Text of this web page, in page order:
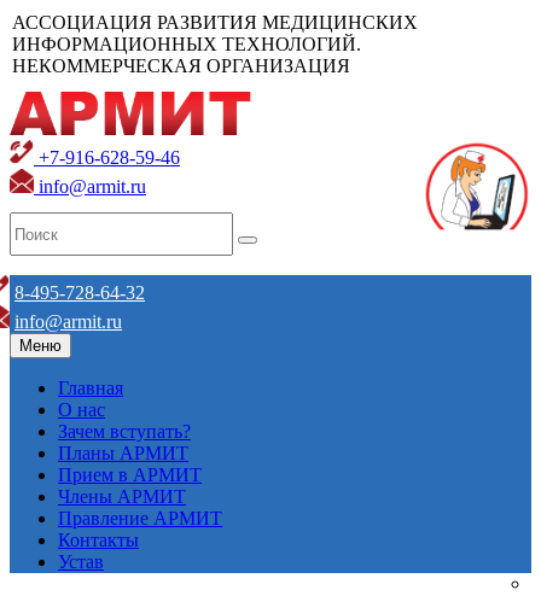
АССОЦИАЦИЯ РАЗВИТИЯ МЕДИЦИНСКИХ
ИНФОРМАЦИОННЫХ ТЕХНОЛОГИЙ.
НЕКОММЕРЧЕСКАЯ ОРГАНИЗАЦИЯ
+7-916-628-59-46
info@armit.ru
8-495-728-64-32
info@armit.ru
Меню
Главная
О нас
Зачем вступать?
Планы АРМИТ
Прием в АРМИТ
Члены АРМИТ
Правление АРМИТ
Контакты
Устав